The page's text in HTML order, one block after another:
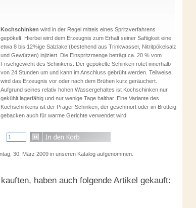
Kochschinken wird in der Regel mittels eines Spritzverfahrens
gepökelt. Hierbei wird dem Erzeugnis zum Erhalt seiner Saftigkeit eine
etwa 8 bis 12%ige Salzlake (bestehend aus Trinkwasser, Nitritpökelsalz
und Gewürzen) injiziert. Die Einspritzmenge beträgt ca. 20 % vom
Frischgewicht des Schinkens. Der gepökelte Schinken rötet innerhalb
von 24 Stunden um und kann im Anschluss gebrüht werden. Teilweise
wird das Erzeugnis vor oder nach dem Brühen kurz geräuchert.
Aufgrund seines relativ hohen Wassergehaltes ist Kochschinken nur
gekühlt lagerfähig und nur wenige Tage haltbar. Eine Variante des
Kochschinkens ist der Prager Schinken, der geschmort oder im Brotteig
gebacken auch für warme Gerichte verwendet wird
30. März 2009 in unseren Katalog aufgenommen.
haben auch folgende Artikel gekauft: